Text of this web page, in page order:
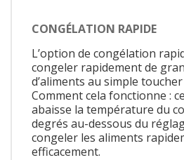
CONGÉLATION RAPIDE
L’option de congélation
congeler rapidement de
d’aliments au simple
Comment cela fonctionne :
abaisse la température du
degrés au-dessous du
congeler les aliments
efficacement.